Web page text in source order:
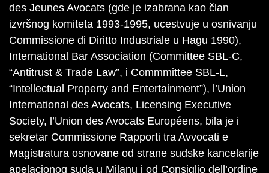
des Jeunes Avocats (gde je izabrana kao član
izvršnog komiteta 1993-1995, ucestvuje u osnivanju
Commissione di Diritto Industriale u Hagu 1990),
International Bar Association (Committee SBL-C,
“Antitrust & Trade Law”, i Commmittee SBL-L,
“Intellectual Property and Entertainment”), l’Union
International des Avocats, Licensing Executive
Society, l’Union des Avocats Européens, bila je i
sekretar Commissione Rapporti tra Avvocati e
Magistratura osnovane od strane sudske kancelarije
apelacionog suda u Milanu i od Consiglio dell’ordine